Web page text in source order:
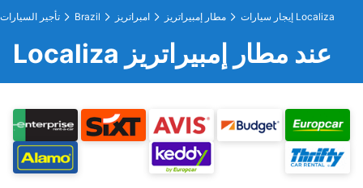
تأجير السيارات Brazil امبراتريز مطار إمبيراتريز إيجار سيارات Localiza
Localiza عند مطار إمبيراتريز